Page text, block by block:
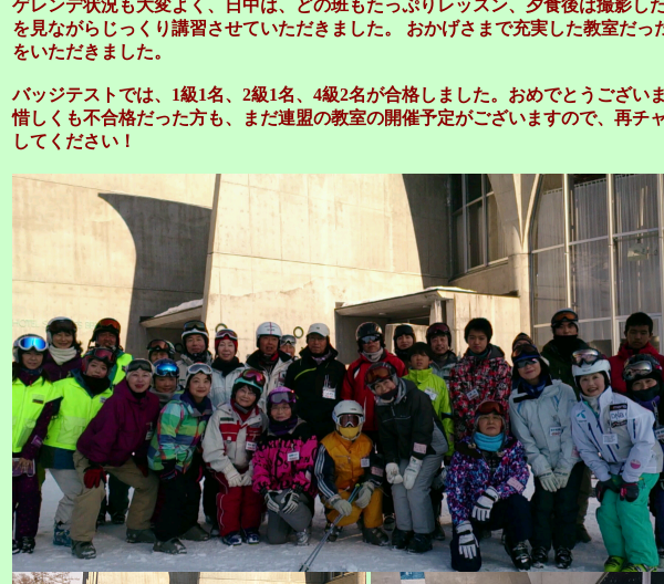
ゲレンデ状況も大変よく、日中は、どの班もたっぷりレッスン、夕食後は撮影し
を見ながらじっくり講習させていただきました。 おかげさまで充実した教室だっ
をいただきました。
バッジテストでは、1級1名、2級1名、4級2名が合格しました。おめでとうござい
惜しくも不合格だった方も、まだ連盟の教室の開催予定がございますので、再チ
してください！